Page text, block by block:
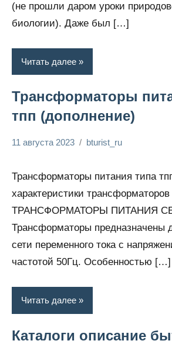
(не прошли даром уроки
биологии). Даже был […]
Читать далее
Трансформаторы
тпп (дополнение)
11 августа 2023 bturist_ru
Трансформаторы питания типа
характеристики трансформаторов
ТРАНСФОРМАТОРЫ ПИТАНИЯ
Трансформаторы предназначены
сети переменного тока с
частотой 50Гц. Особенностью […]
Читать далее
Каталоги описание